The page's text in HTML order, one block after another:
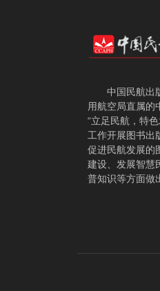
中国民航出版
用航空局直属的
“立足民航，特
工作开展图书出
促进民航发展的
建设、发展智慧
普知识等方面做